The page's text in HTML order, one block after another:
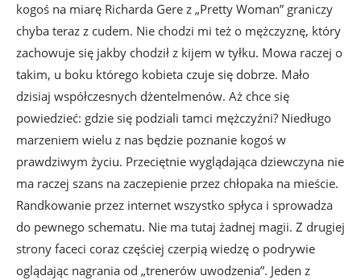
kogoś na miarę Richarda Gere z „Pretty Woman” graniczy
chyba teraz z cudem. Nie chodzi mi też o mężczyznę, który
zachowuje się jakby chodził z kijem w tyłku. Mowa raczej o
takim, u boku którego kobieta czuje się dobrze. Mało
dzisiaj współczesnych dżentelmenów. Aż chce się
powiedzieć: gdzie się podziali tamci mężczyźni? Niedługo
marzeniem wielu z nas będzie poznanie kogoś w
prawdziwym życiu. Przeciętnie wyglądająca dziewczyna nie
ma raczej szans na zaczepienie przez chłopaka na mieście.
Randkowanie przez internet wszystko spłyca i sprowadza
do pewnego schematu. Nie ma tutaj żadnej magii. Z drugiej
strony faceci coraz częściej czerpią wiedzę o podrywie
oglądając nagrania od „trenerów uwodzenia”. Jeden z